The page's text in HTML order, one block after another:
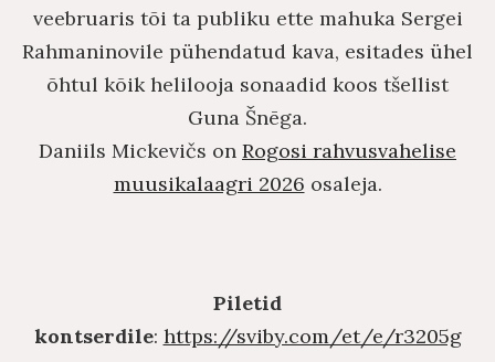
veebruaris tõi ta publiku ette mahuka Sergei
Rahmaninovile pühendatud kava, esitades ühel
õhtul kõik helilooja sonaadid koos tšellist
Guna Šnēga.
Daniils Mickevičs on Rogosi rahvusvahelise
muusikalaagri 2026 osaleja.
Piletid
kontserdile: https://sviby.com/et/e/r3205g